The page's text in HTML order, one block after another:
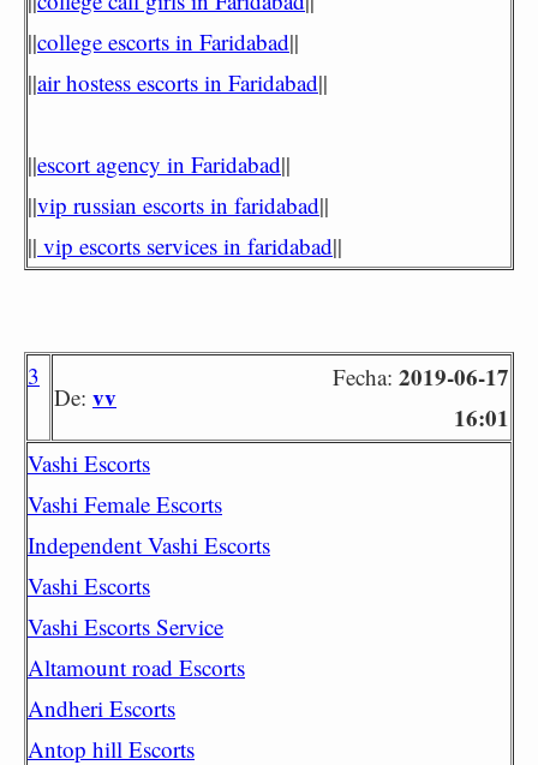
||college escorts in Faridabad||
||air hostess escorts in Faridabad||
||escort agency in Faridabad||
||vip russian escorts in faridabad||
|| vip escorts services in faridabad||
3
De: vv
Fecha: 2019-06-17
16:01
Vashi Escorts
Vashi Female Escorts
Independent Vashi Escorts
Vashi Escorts
Vashi Escorts Service
Altamount road Escorts
Andheri Escorts
Antop hill Escorts